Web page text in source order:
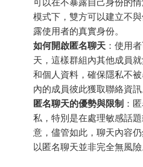
可以在不暴露自己身份的
模式下，雙方可以建立不
露使用者的真實身份。
如何開啟匿名聊天 ：使用
天，這樣群組內其他成員
和個人資料，確保隱私不
內的成員彼此獲取聯絡資訊
匿名聊天的優勢與限制 ：
私，特別是在處理敏感話
意，儘管如此，聊天內容
以匿名聊天並非完全無風險